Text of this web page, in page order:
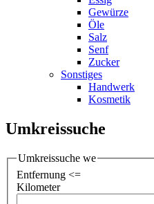
Gewürze
Öle
Salz
Senf
Zucker
Sonstiges
Handwerk
Kosmetik
Umkreissuche
Umkreissuche we
Entfernung <=
Kilometer